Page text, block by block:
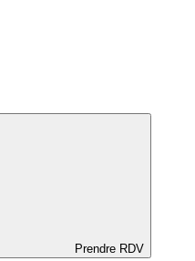
Prendre RDV